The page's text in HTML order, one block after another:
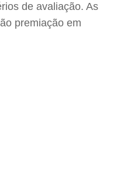
de avaliação. As
premiação em